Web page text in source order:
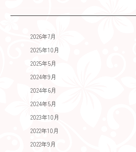
2026年7月
2025年10月
2025年5月
2024年9月
2024年6月
2024年5月
2023年10月
2022年10月
2022年9月